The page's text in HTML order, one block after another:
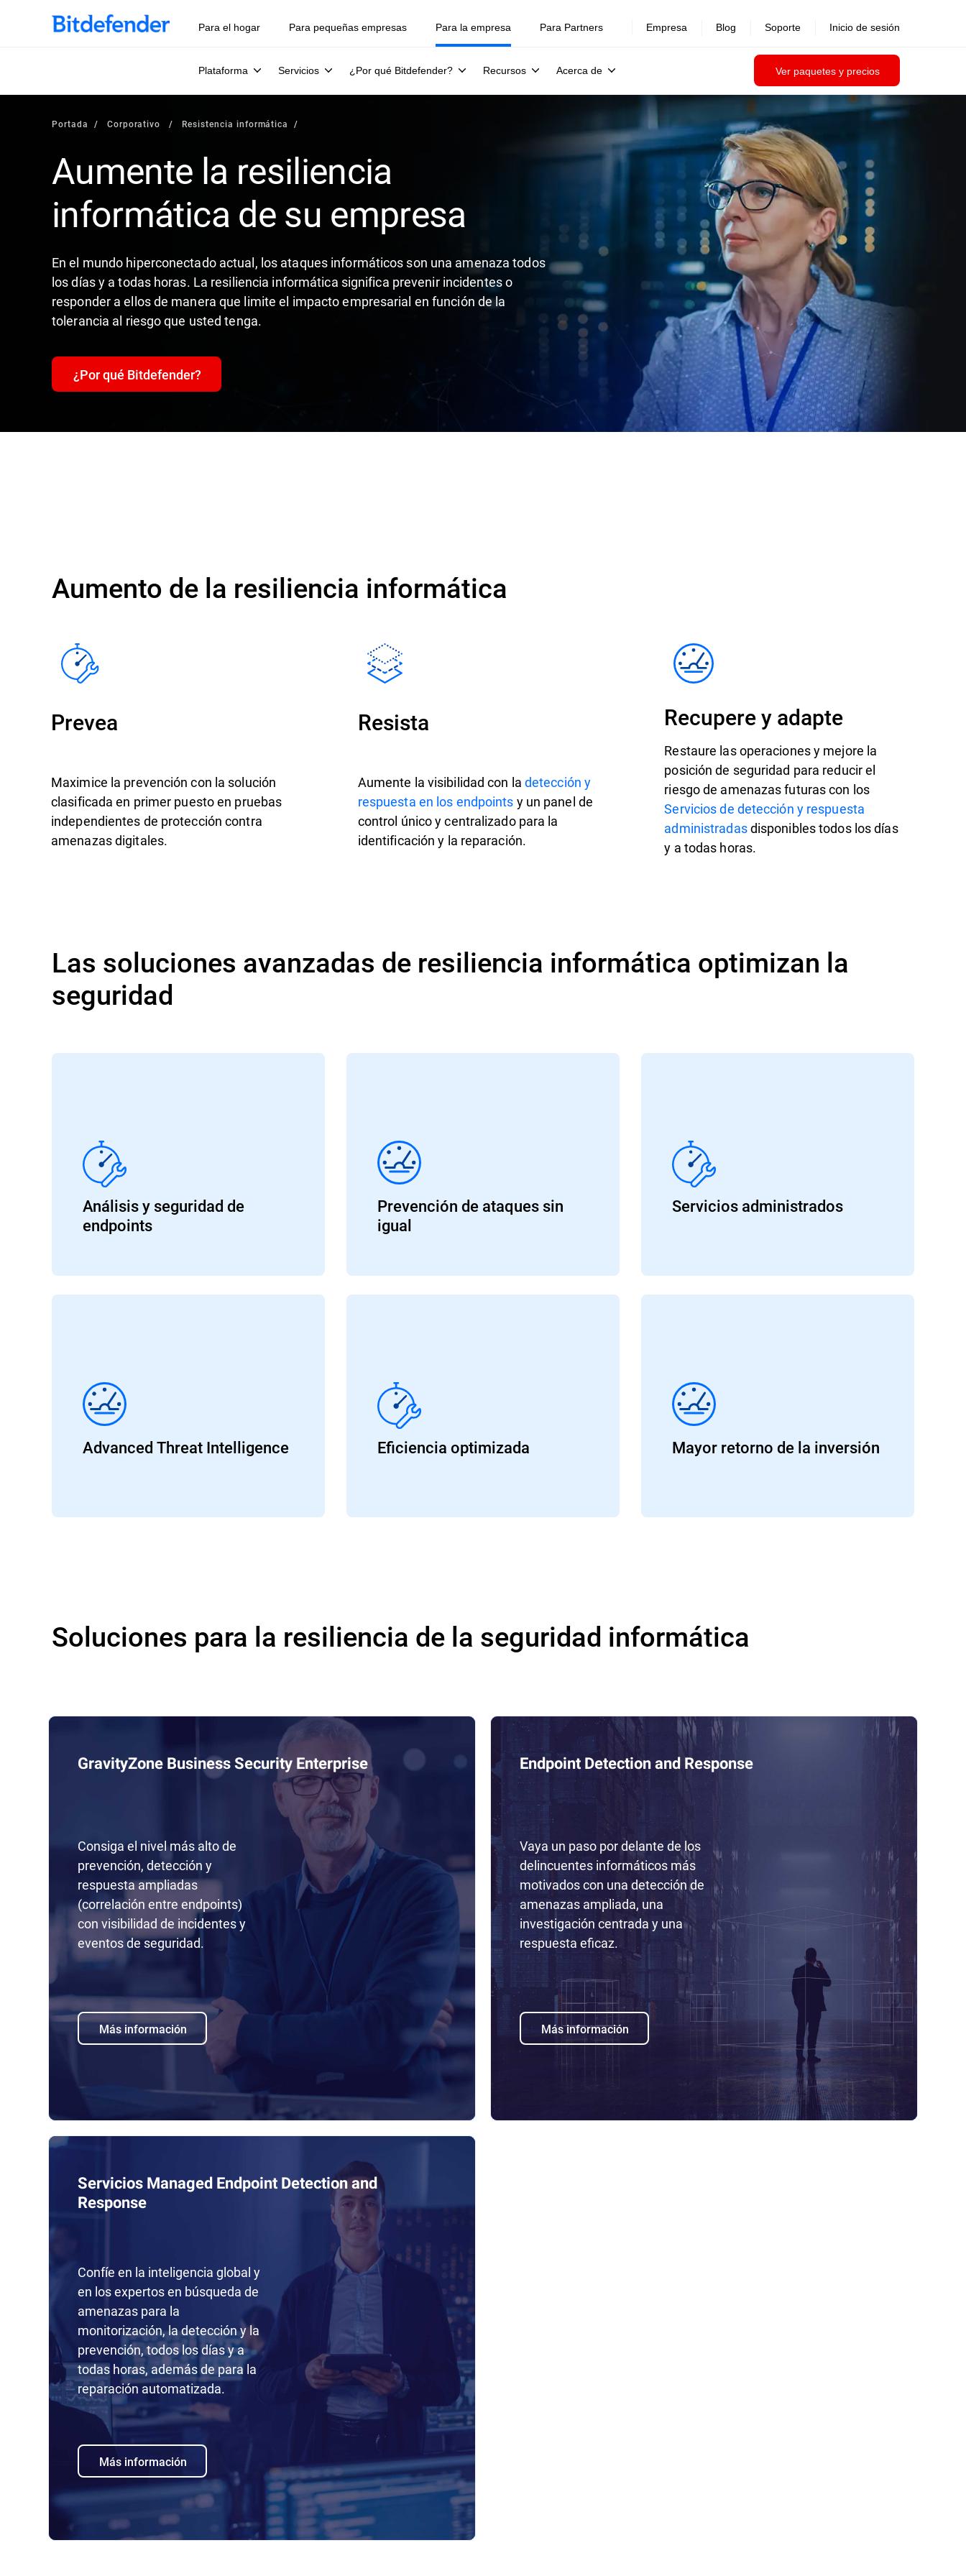
Para el hogar Para pequeñas empresas Para la empresa
Plataforma Servicios ¿Por qué Bitdefender? Recursos Acerca de Ver paquetes y precios
Para Partners Empresa Blog Soporte Inicio de sesión
Portada Corporativo Resistencia informática
Aumente la resiliencia
informática de su empresa
En el mundo hiperconectado actual, los ataques informáticos son una amenaza todos
los días y a todas horas. La resiliencia informática significa prevenir incidentes o
responder a ellos de manera que limite el impacto empresarial en función de la
tolerancia al riesgo que usted tenga.
¿Por qué Bitdefender?
Aumento de la resiliencia informática
Prevea
Maximice la prevención con la solución
clasificada en primer puesto en pruebas
independientes de protección contra
amenazas digitales.
Resista
Aumente la visibilidad con la detección y
respuesta en los endpoints y un panel de
control único y centralizado para la
identificación y la reparación.
Recupere y adapte
Restaure las operaciones y mejore la
posición de seguridad para reducir el
riesgo de amenazas futuras con los
Servicios de detección y respuesta
administradasdisponibles todos los días
y a todas horas.
Las soluciones avanzadas de resiliencia informática optimizan la
seguridad
Análisis y seguridad de
endpoints
Prevención de ataques sin
igual
Servicios administrados
Advanced Threat Intelligence Eficiencia optimizada Mayor retorno de la inversión
Soluciones para la resiliencia de la seguridad informática
GravityZone Business Security Enterprise
Consiga el nivel más alto de
prevención, detección y
respuesta ampliadas
(correlación entre endpoints)
con visibilidad de incidentes y
eventos de seguridad.
Más información
Endpoint Detection and Response
Vaya un paso por delante de los
delincuentes informáticos más
motivados con una detección de
amenazas ampliada, una
investigación centrada y una
respuesta eficaz.
Más información
Servicios Managed Endpoint Detection and
Response
Confíe en la inteligencia global y
en los expertos en búsqueda de
amenazas para la
monitorización, la detección y la
prevención, todos los días y a
todas horas, además de para la
reparación automatizada.
Más información